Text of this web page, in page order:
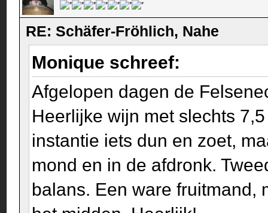
RE: Schäfer-Fröhlich, Nahe
Monique schreef:
Afgelopen dagen de
Heerlijke wijn met slechts
instantie iets dun en zoet,
mond en in de afdronk.
balans. Een ware fruitmand,